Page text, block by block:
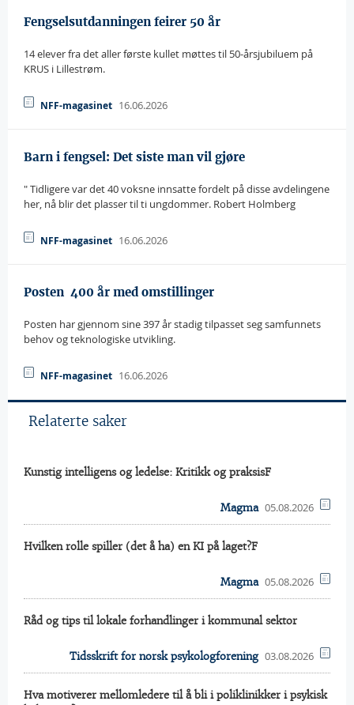
Fengselsutdanningen feirer 50 år
14 elever fra det aller første kullet møttes til 50-årsjubiluem på
KRUS i Lillestrøm.
NFF-magasinet 16.06.2026
Barn i fengsel: Det siste man vil gjøre
" Tidligere var det 40 voksne innsatte fordelt på disse avdelingene
her, nå blir det plasser til ti ungdommer. Robert Holmberg
NFF-magasinet 16.06.2026
Posten  400 år med omstillinger
Posten har gjennom sine 397 år stadig tilpasset seg samfunnets
behov og teknologiske utvikling.
NFF-magasinet 16.06.2026
Relaterte saker
Kunstig intelligens og ledelse: Kritikk og praksisF
Magma 05.08.2026
Hvilken rolle spiller (det å ha) en KI på laget?F
Magma 05.08.2026
Råd og tips til lokale forhandlinger i kommunal sektor
Tidsskrift for norsk psykologforening 03.08.2026
Hva motiverer mellomledere til å bli i poliklinikker i psykisk